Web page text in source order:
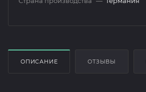
ОПИСАНИЕ ОТЗЫВЫ